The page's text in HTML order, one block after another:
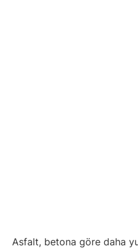
Asfalt, betona göre daha